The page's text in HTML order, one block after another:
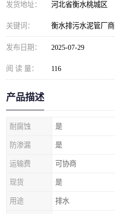
发货地址： 河北省衡水桃城区
关键词： 衡水排污水泥管厂商
发布日期： 2025-07-29
阅 读 量： 116
产品描述
耐腐蚀 是
防渗漏 是
运输费 可协商
现货 是
用途 排水